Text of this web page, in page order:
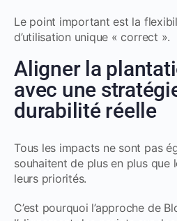
Le point important est la
d’utilisation unique « correct ».
Aligner la
avec une
durabilité réelle
Tous les impacts ne sont pas
souhaitent de plus en plus que
leurs priorités.
C’est pourquoi l’approche de